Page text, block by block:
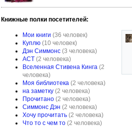
Книжные полки посетителей:
Мои книги (36 человек)
Куплю (10 человек)
Дэн Симмонс (3 человека)
АСТ (2 человека)
Вселенная Стивена Кинга (2
человека)
Моя библиотека (2 человека)
на заметку (2 человека)
Прочитано (2 человека)
Симмонс Дэн (2 человека)
Хочу прочитать (2 человека)
Что то с чем то (2 человека)